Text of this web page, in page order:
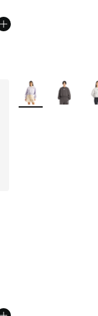
Weitere Farben